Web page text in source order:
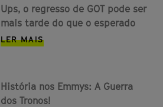
Ups, o regresso de GOT pode ser
mais tarde do que o esperado
LER MAIS
História nos Emmys: A Guerra
dos Tronos!